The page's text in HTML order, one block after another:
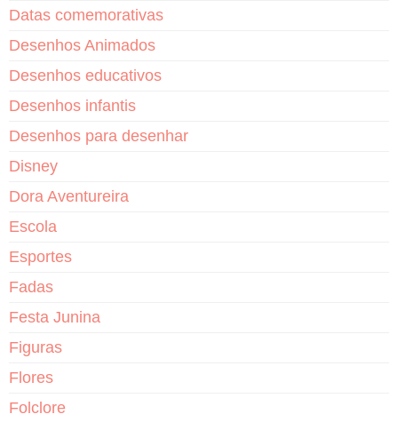
Datas comemorativas
Desenhos Animados
Desenhos educativos
Desenhos infantis
Desenhos para desenhar
Disney
Dora Aventureira
Escola
Esportes
Fadas
Festa Junina
Figuras
Flores
Folclore